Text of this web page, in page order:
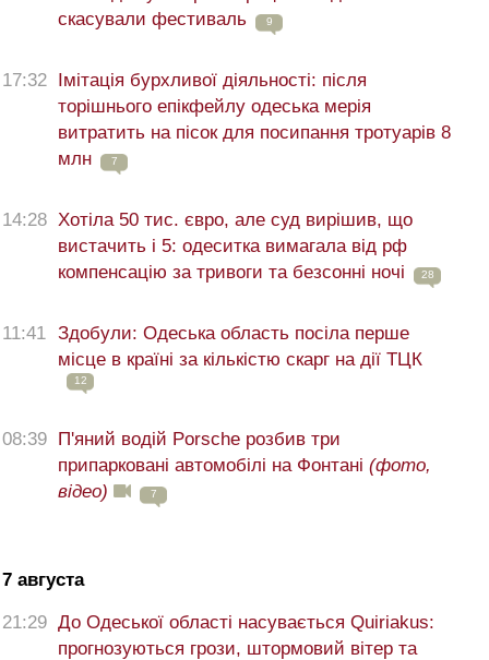
скасували фестиваль
9
17:32 Імітація бурхливої діяльності: після
торішнього епікфейлу одеська мерія
витратить на пісок для посипання тротуарів 8
млн
7
14:28 Хотіла 50 тис. євро, але суд вирішив, що
вистачить і 5: одеситка вимагала від рф
компенсацію за тривоги та безсонні ночі
28
11:41
Здобули: Одеська область посіла перше
місце в країні за кількістю скарг на дії ТЦК
12
08:39 П'яний водій Porsche розбив три
припарковані автомобілі на Фонтані (фото,
відео)
7
7 августа
21:29 До Одеської області насувається Quiriakus:
прогнозуються грози, штормовий вітер та